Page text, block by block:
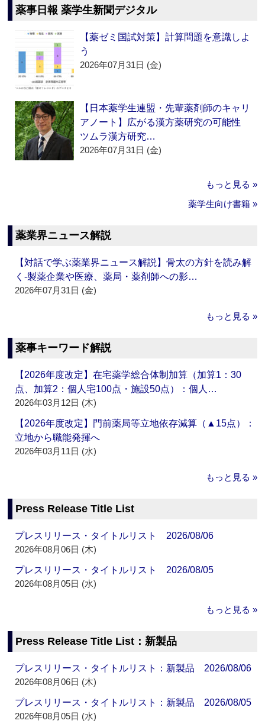
薬事日報 薬学生新聞デジタル
【薬ゼミ国試対策】計算問題を意識しよ
う
2026年07月31日 (金)
【日本薬学生連盟・先輩薬剤師のキャリ
アノート】広がる漢方薬研究の可能性
ツムラ漢方研究…
2026年07月31日 (金)
もっと見る »
薬学生向け書籍 »
薬業界ニュース解説
【対話で学ぶ薬業界ニュース解説】骨太の方針を読み解
く‐製薬企業や医療、薬局・薬剤師への影…
2026年07月31日 (金)
もっと見る »
薬事キーワード解説
【2026年度改定】在宅薬学総合体制加算（加算1：30
点、加算2：個人宅100点・施設50点）：個人…
2026年03月12日 (木)
【2026年度改定】門前薬局等立地依存減算（▲15点）：
立地から職能発揮へ
2026年03月11日 (水)
もっと見る »
Press Release Title List
プレスリリース・タイトルリスト 2026/08/06
2026年08月06日 (木)
プレスリリース・タイトルリスト 2026/08/05
2026年08月05日 (水)
もっと見る »
Press Release Title List：新製品
プレスリリース・タイトルリスト：新製品 2026/08/06
2026年08月06日 (木)
プレスリリース・タイトルリスト：新製品 2026/08/05
2026年08月05日 (水)